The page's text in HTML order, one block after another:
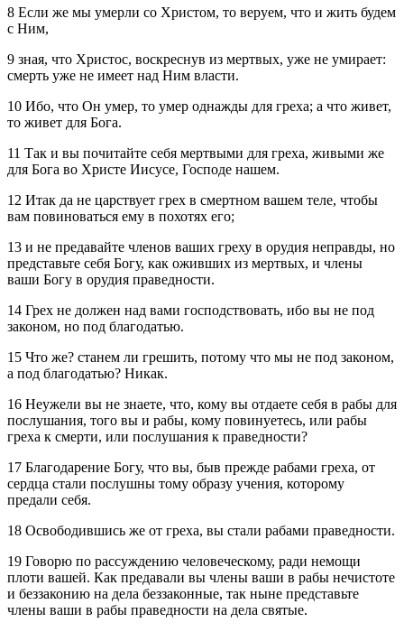
8 Если же мы умерли со Христом, то веруем, что и жить будем
с Ним,
9 зная, что Христос, воскреснув из мертвых, уже не умирает:
смерть уже не имеет над Ним власти.
10 Ибо, что Он умер, то умер однажды для греха; а что живет,
то живет для Бога.
11 Так и вы почитайте себя мертвыми для греха, живыми же
для Бога во Христе Иисусе, Господе нашем.
12 Итак да не царствует грех в смертном вашем теле, чтобы
вам повиноваться ему в похотях его;
13 и не предавайте членов ваших греху в орудия неправды, но
представьте себя Богу, как оживших из мертвых, и члены
ваши Богу в орудия праведности.
14 Грех не должен над вами господствовать, ибо вы не под
законом, но под благодатью.
15 Что же? станем ли грешить, потому что мы не под законом,
а под благодатью? Никак.
16 Неужели вы не знаете, что, кому вы отдаете себя в рабы для
послушания, того вы и рабы, кому повинуетесь, или рабы
греха к смерти, или послушания к праведности?
17 Благодарение Богу, что вы, быв прежде рабами греха, от
сердца стали послушны тому образу учения, которому
предали себя.
18 Освободившись же от греха, вы стали рабами праведности.
19 Говорю по рассуждению человеческому, ради немощи
плоти вашей. Как предавали вы члены ваши в рабы нечистоте
и беззаконию на дела беззаконные, так ныне представьте
члены ваши в рабы праведности на дела святые.